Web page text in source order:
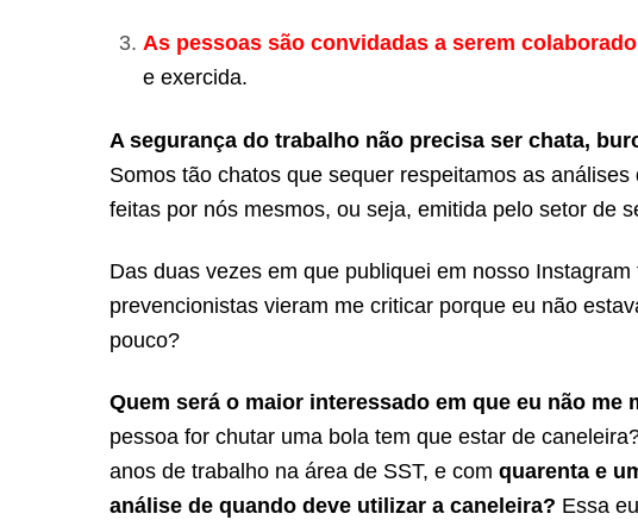
As pessoas são convidadas a serem
e exercida.
A segurança do trabalho não precisa ser chata,
Somos tão chatos que sequer respeitamos as
feitas por nós mesmos, ou seja, emitida pelo setor de
Das duas vezes em que publiquei em nosso
prevencionistas vieram me criticar porque eu não
pouco?
Quem será o maior interessado em que eu não me
pessoa for chutar uma bola tem que estar de
anos de trabalho na área de SST, e com quarenta e
análise de quando deve utilizar a caneleira? Essa